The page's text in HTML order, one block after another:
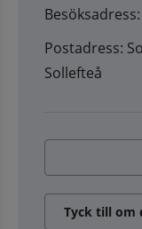
Postadress:
Sollefteå
Tyck till om